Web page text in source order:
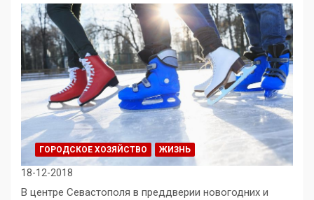
ГОРОДСКОЕ ХОЗЯЙСТВО ЖИЗНЬ
18-12-2018
В центре Севастополя в преддверии новогодних и